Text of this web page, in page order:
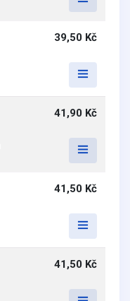
39,50 Kč
41,90 Kč
41,50 Kč
41,50 Kč